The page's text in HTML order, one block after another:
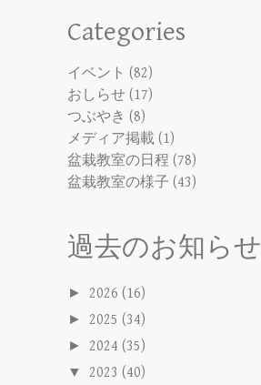
Categories
イベント (82)
おしらせ (17)
つぶやき (8)
メディア掲載 (1)
盆栽教室の日程 (78)
盆栽教室の様子 (43)
過去のお知らせ
► 2026 (16)
► 2025 (34)
► 2024 (35)
▼ 2023 (40)